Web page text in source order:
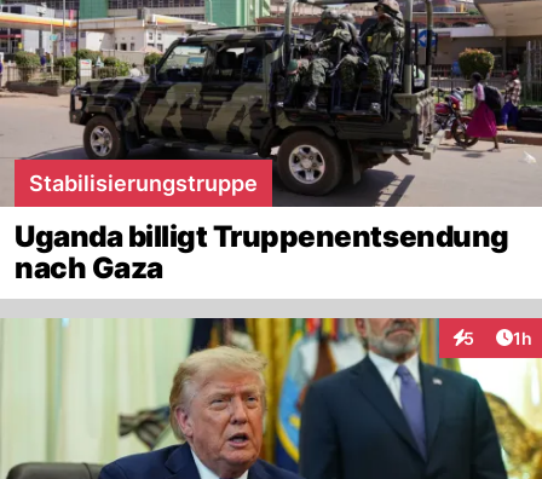
Stabilisierungstruppe
Uganda billigt Truppenentsendung
nach Gaza
5 1h